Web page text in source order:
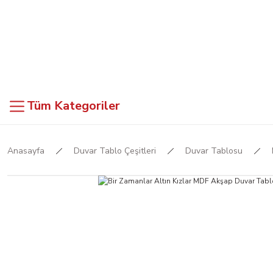
Tüm Kategoriler
Anasayfa Duvar Tablo Çeşitleri Duvar Tablosu